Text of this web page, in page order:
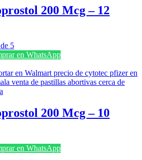
200 Mcg – 12
de 5
en WhatsApp
200 Mcg – 10
en WhatsApp